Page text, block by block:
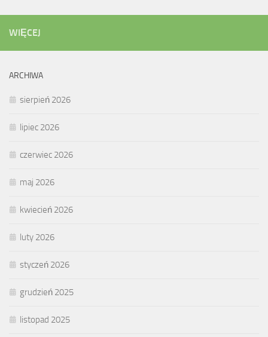
WIĘCEJ
ARCHIWA
sierpień 2026
lipiec 2026
czerwiec 2026
maj 2026
kwiecień 2026
luty 2026
styczeń 2026
grudzień 2025
listopad 2025